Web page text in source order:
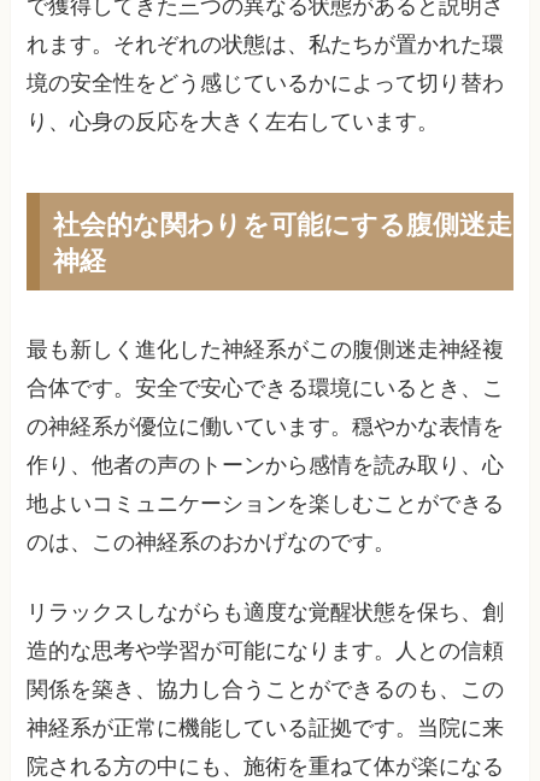
で獲得してきた三つの異なる状態があると説明さ
れます。それぞれの状態は、私たちが置かれた環
境の安全性をどう感じているかによって切り替わ
り、心身の反応を大きく左右しています。
社会的な関わりを可能にする腹側迷走
神経
最も新しく進化した神経系がこの腹側迷走神経複
合体です。安全で安心できる環境にいるとき、こ
の神経系が優位に働いています。穏やかな表情を
作り、他者の声のトーンから感情を読み取り、心
地よいコミュニケーションを楽しむことができる
のは、この神経系のおかげなのです。
リラックスしながらも適度な覚醒状態を保ち、創
造的な思考や学習が可能になります。人との信頼
関係を築き、協力し合うことができるのも、この
神経系が正常に機能している証拠です。当院に来
院される方の中にも、施術を重ねて体が楽になる